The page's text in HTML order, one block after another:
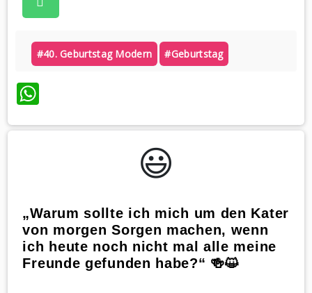
#40. Geburtstag Modern #geburtstag
WhatsApp
😃️
„Warum sollte ich mich um den Kater
von morgen Sorgen machen, wenn
ich heute noch nicht mal alle meine
Freunde gefunden habe?“ 🍻😺